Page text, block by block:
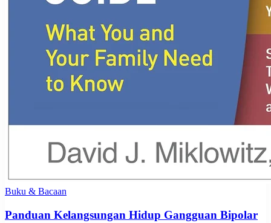
Buku & Bacaan
Panduan Kelangsungan Hidup Gangguan Bipolar